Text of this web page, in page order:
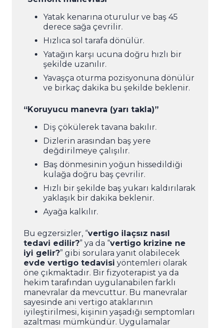
Yatak kenarına oturulur ve baş 45
derece sağa çevrilir.
Hızlıca sol tarafa dönülür.
Yatağın karşı ucuna doğru hızlı bir
şekilde uzanılır.
Yavaşça oturma pozisyonuna dönülür
ve birkaç dakika bu şekilde beklenir.
“Koruyucu manevra (yarı takla)”
Diş çökülerek tavana bakılır.
Dizlerin arasından baş yere
değdirilmeye çalışılır.
Baş dönmesinin yoğun hissedildiği
kulağa doğru baş çevrilir.
Hızlı bir şekilde baş yukarı kaldırılarak
yaklaşık bir dakika beklenir.
Ayağa kalkılır.
Bu egzersizler, “vertigo ilaçsız nasıl
tedavi edilir?” ya da “vertigo krizine ne
iyi gelir?” gibi sorulara yanıt olabilecek
evde vertigo tedavisi yöntemleri olarak
öne çıkmaktadır. Bir fizyoterapist ya da
hekim tarafından uygulanabilen farklı
manevralar da mevcuttur. Bu manevralar
sayesinde ani vertigo ataklarının
iyileştirilmesi, kişinin yaşadığı semptomları
azaltması mümkündür. Uygulamalar